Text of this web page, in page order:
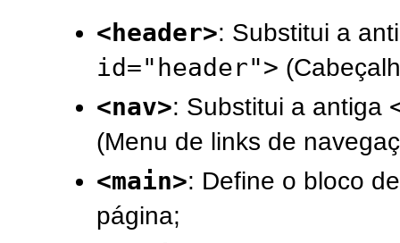
<header>: Substitui a
id="header">
<nav>: Substitui a antiga
(Menu de links de
<main>: Define o bloco
página;